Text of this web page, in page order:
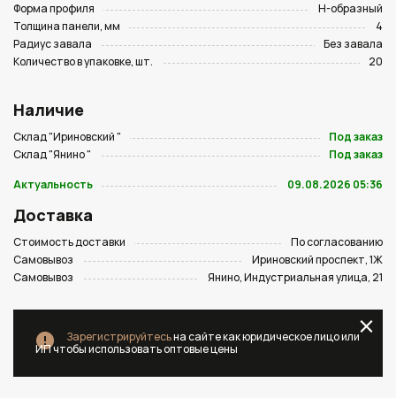
Форма профиля
Н-образный
Толщина панели, мм
4
Радиус завала
Без завала
Количество в упаковке, шт.
20
Наличие
Склад "Ириновский "
Под заказ
Склад "Янино "
Под заказ
Актуальность
09.08.2026 05:36
Доставка
Стоимость доставки
По согласованию
Самовывоз
Ириновский проспект, 1Ж
Самовывоз
Янино, Индустриальная улица, 21
Зарегистрируйтесьна сайте как юридическое лицо или
ИП чтобы использовать оптовые цены